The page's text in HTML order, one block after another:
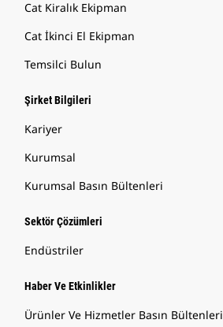
Cat Kiralık Ekipman
Cat İkinci El Ekipman
Temsilci Bulun
Şirket Bilgileri
Kariyer
Kurumsal
Kurumsal Basın Bültenleri
Sektör Çözümleri
Endüstriler
Haber Ve Etkinlikler
Ürünler Ve Hizmetler Basın Bültenleri